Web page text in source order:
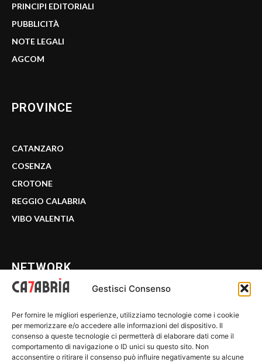
Gestisci Consenso
Per fornire le migliori esperienze, utilizziamo tecnologie come i cookie
per memorizzare e/o accedere alle informazioni del dispositivo. Il
consenso a queste tecnologie ci permetterà di elaborare dati come il
comportamento di navigazione o ID unici su questo sito. Non
acconsentire o ritirare il consenso può influire negativamente su alcune
PRINCIPI EDITORIALI
PUBBLICITÀ
NOTE LEGALI
AGCOM
PROVINCE
CATANZARO
COSENZA
CROTONE
REGGIO CALABRIA
VIBO VALENTIA
NETWORK
WE CALABRIA
C7 PLAY